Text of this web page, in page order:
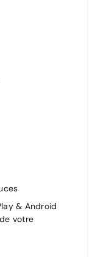
en hauteur
+
route / feux de
& Android
votre